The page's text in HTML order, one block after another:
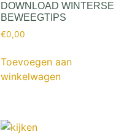
DOWNLOAD WINTERSE
BEWEEGTIPS
€0,00
Toevoegen aan
winkelwagen